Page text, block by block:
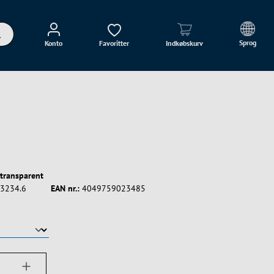
Konto Favoritter Indkøbskurv Sprog
EAN nr.: 4049759023485
Indtast det ønskede beløb, eller